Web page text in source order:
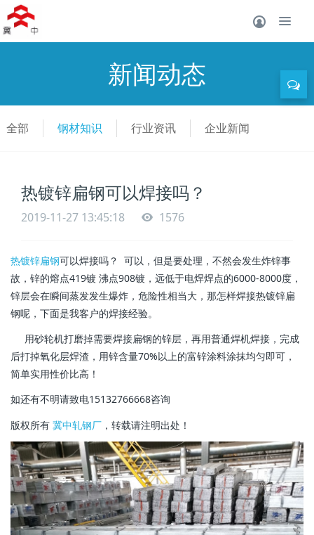
新闻动态
全部 钢材知识 行业资讯 企业新闻
热镀锌扁钢可以焊接吗？
2019-11-27 13:45:18 1576
热镀锌扁钢可以焊接吗？ 可以，但是要处理，不然会发生炸锌事
故，锌的熔点419镀 沸点908镀，远低于电焊焊点的6000-8000度，
锌层会在瞬间蒸发发生爆炸，危险性相当大，那怎样焊接热镀锌扁
钢呢，下面是我客户的焊接经验。
用砂轮机打磨掉需要焊接扁钢的锌层，再用普通焊机焊接，完成
后打掉氧化层焊渣，用锌含量70%以上的富锌涂料涂抹均匀即可，
简单实用性价比高！
如还有不明请致电15132766668咨询
版权所有 冀中轧钢厂 ，转载请注明出处！